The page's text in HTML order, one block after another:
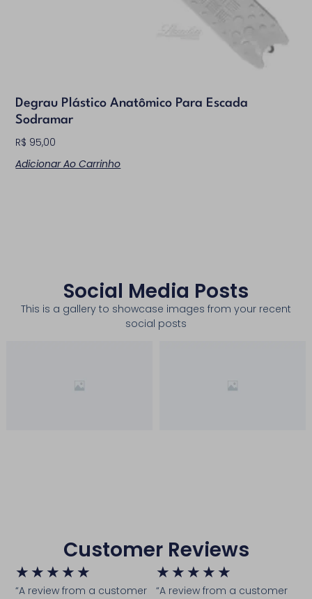
Degrau Plástico Anatômico Para Escada
Sodramar
R$ 95,00
Adicionar Ao Carrinho
Social Media Posts
This is a gallery to showcase images from your recent
social posts
Customer Reviews
★ ★ ★ ★ ★
“A review from a customer
★ ★ ★ ★ ★
“A review from a customer